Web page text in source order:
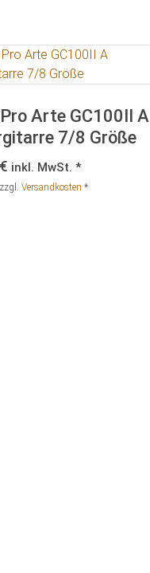
Arte GC100II A
7/8 Größe
€ inkl. MwSt. *
zzgl. Versandkosten *